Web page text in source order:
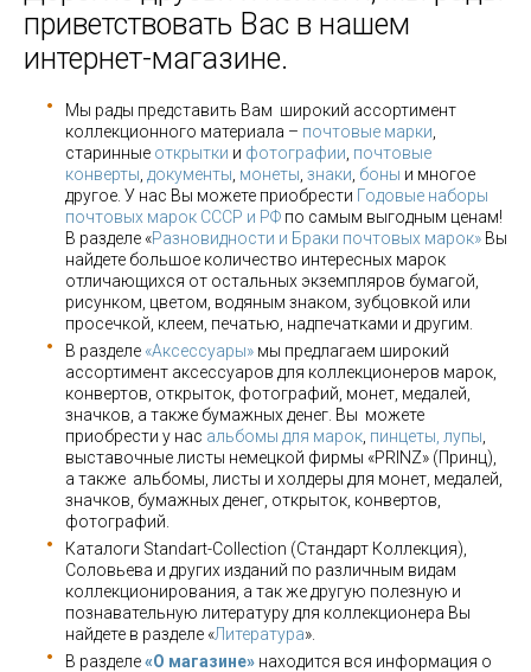
приветствовать Вас в нашем
интернет-магазине.
Мы рады представить Вам широкий ассортимент
коллекционного материала – почтовые марки
старинные открытки и фотографии почтовые
конверты документы монеты знаки боны и многое
другое. У нас Вы можете приобрести Годовые наборы
почтовых марок СССР и РФ по самым выгодным ценам!
В разделе «Разновидности и Браки почтовых марок» Вы
найдете большое количество интересных марок
отличающихся от остальных экземпляров бумагой,
рисунком, цветом, водяным знаком, зубцовкой или
просечкой, клеем, печатью, надпечатками и другим.
В разделе «Аксессуары» мы предлагаем широкий
ассортимент аксессуаров для коллекционеров марок,
конвертов, открыток, фотографий, монет, медалей,
значков, а также бумажных денег. Вы можете
приобрести у нас альбомы для марок пинцеты, лупы
выставочные листы немецкой фирмы «PRINZ» (Принц),
а также альбомы, листы и холдеры для монет, медалей,
значков, бумажных денег, открыток, конвертов,
фотографий.
Каталоги Standart-Collection (Стандарт Коллекция),
Соловьева и других изданий по различным видам
коллекционирования, а так же другую полезную и
познавательную литературу для коллекционера Вы
найдете в разделе «Литература».
В разделе«О магазине» находится вся информация о